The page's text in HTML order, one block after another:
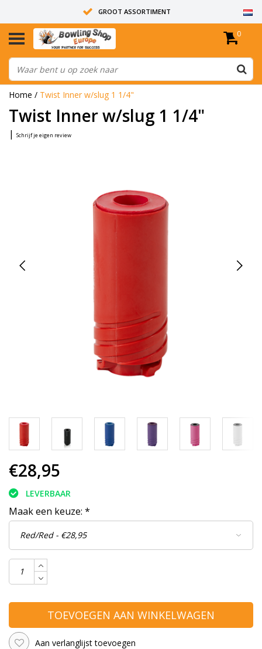
GROOT ASSORTIMENT
14 DAGEN RETOUR RECHT
ALLE BOWLINGBALLEN ZIJN ONGEBOORD
0
Home / Twist Inner w/slug 1 1/4"
Twist Inner w/slug 1 1/4"
| Schrijf je eigen review
€28,95
LEVERBAAR
Maak een keuze: *
TOEVOEGEN AAN WINKELWAGEN
Aan verlanglijst toevoegen